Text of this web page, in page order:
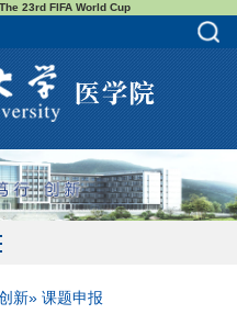
23rd FIFA World Cup
新» 课题申报